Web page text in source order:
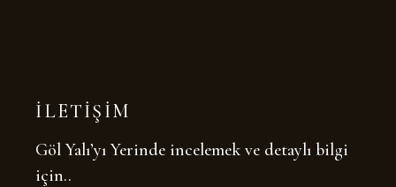
İLETİŞİM
Göl Yalı’yı Yerinde incelemek ve detaylı bilgi
için..